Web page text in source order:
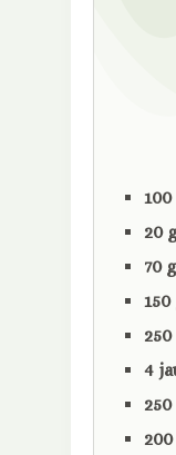
100
20 g
70 g
150
250
4
250